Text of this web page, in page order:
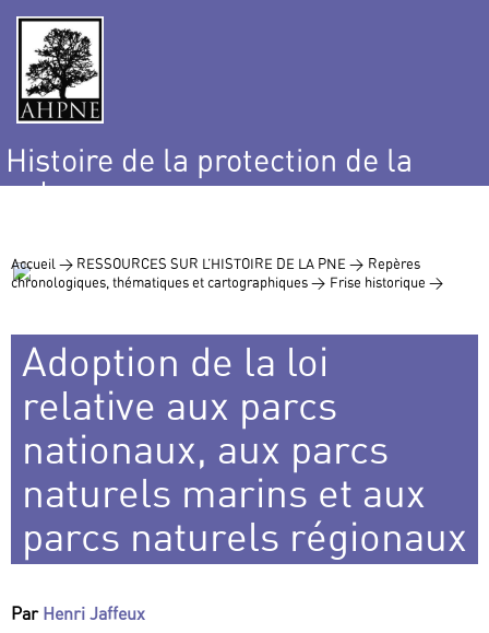
Histoire de la protection de la
nature
Accueil > RESSOURCES SUR L’HISTOIRE DE LA PNE > Repères
chronologiques, thématiques et cartographiques > Frise historique >
Adoption de la loi
relative aux parcs
nationaux, aux parcs
naturels marins et aux
parcs naturels régionaux
Par Henri Jaffeux